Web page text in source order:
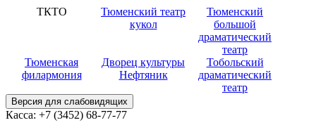
ТКТО
Тюменский театр
кукол
Тюменский
большой
драматический
театр
Тюменская
филармония
Дворец культуры
Нефтяник
Тобольский
драматический
театр
Версия для слабовидящих
Касса: +7 (3452) 68-77-77